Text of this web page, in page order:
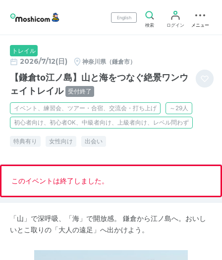
English
検索
ログイン メニュー
トレイル
2026/7/12(日) 神奈川県（鎌倉市）
【鎌倉to江ノ島】山と海をつなぐ絶景ワンウ
ェイトレイル 受付終了
イベント、練習会、ツアー・合宿、交流会・打ち上げ
～29人
初心者向け、初心者OK、中級者向け、上級者向け、レベル問わず
特典有り 女性向け 出会い
このイベントは終了しました。
「山」で深呼吸、「海」で開放感。 鎌倉から江ノ島へ。おいし
いとこ取りの「大人の遠足」へ出かけよう。